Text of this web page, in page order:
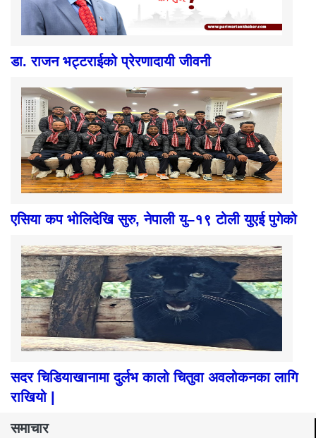
डा. राजन भट्टराईको प्रेरणादायी जीवनी
एसिया कप भोलिदेखि सुरु, नेपाली यु–१९ टोली युएई पुगेको
सदर चिडियाखानामा दुर्लभ कालो चितुवा अवलोकनका लागि
राखियो |
समाचार